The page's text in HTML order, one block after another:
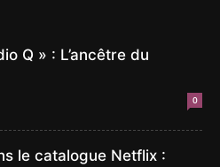
Q » : L’ancêtre du
0
le catalogue Netflix :